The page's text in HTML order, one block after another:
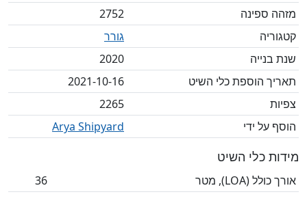
מזהה ספינה
2752
קטגוריה
גורר
שנת בנייה
2020
תאריך הוספת כלי השיט
2021-10-16
צפיות
2265
הוסף על ידי
Arya Shipyard
מידות כלי השיט
אורך כולל (LOA), מטר 36